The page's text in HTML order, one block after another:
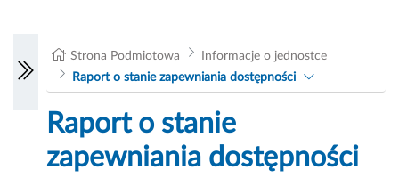
Strona Podmiotowa
Informacje o jednostce
Raport o stanie zapewniania dostępności
Raport o stanie
zapewniania dostępności